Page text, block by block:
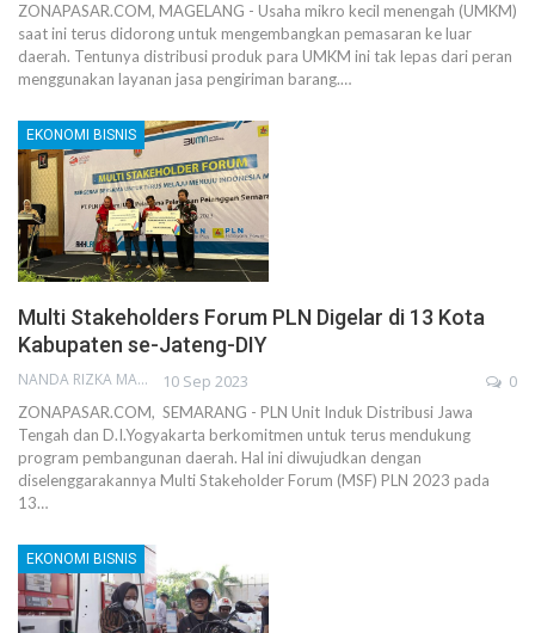
ZONAPASAR.COM, MAGELANG - Usaha mikro kecil menengah (UMKM)
saat ini terus didorong untuk mengembangkan pemasaran ke luar
daerah. Tentunya distribusi produk para UMKM ini tak lepas dari peran
menggunakan layanan jasa pengiriman barang.…
EKONOMI BISNIS
Multi Stakeholders Forum PLN Digelar di 13 Kota
Kabupaten se-Jateng-DIY
NANDA RIZKA MAHENDRA 10 Sep 2023 0
ZONAPASAR.COM, SEMARANG - PLN Unit Induk Distribusi Jawa
Tengah dan D.I.Yogyakarta berkomitmen untuk terus mendukung
program pembangunan daerah. Hal ini diwujudkan dengan
diselenggarakannya Multi Stakeholder Forum (MSF) PLN 2023 pada
13…
EKONOMI BISNIS